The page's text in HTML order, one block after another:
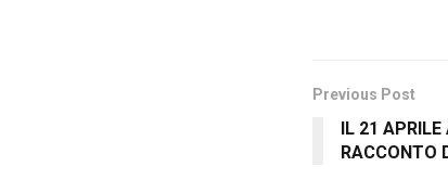
Previous Post
IL 21 APRILE
RACCONTO